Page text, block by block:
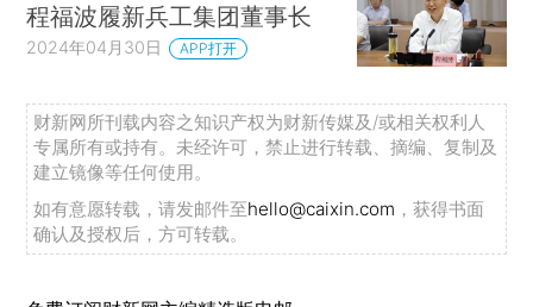
程福波履新兵工集团董事长
2024年04月30日 APP打开
财新网所刊载内容之知识产权为财新传媒及/或相关权利人
专属所有或持有。未经许可，禁止进行转载、摘编、复制及
建立镜像等任何使用。
如有意愿转载，请发邮件至hello@caixin.com ，获得书面
确认及授权后，方可转载。